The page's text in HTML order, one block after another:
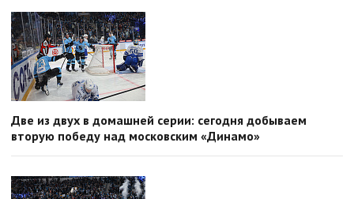
Две из двух в домашней серии: сегодня добываем
вторую победу над московским «Динамо»